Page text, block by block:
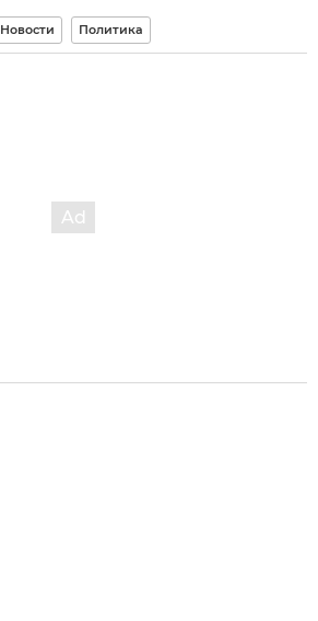
Новости Политика